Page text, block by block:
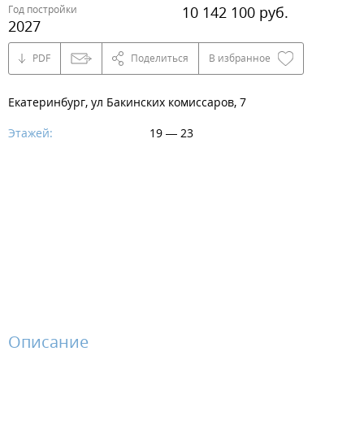
Год постройки
2027
10 142 100 руб.
PDF Поделиться В избранное
Екатеринбург, ул Бакинских комиссаров, 7
Этажей:
19 — 23
Описание